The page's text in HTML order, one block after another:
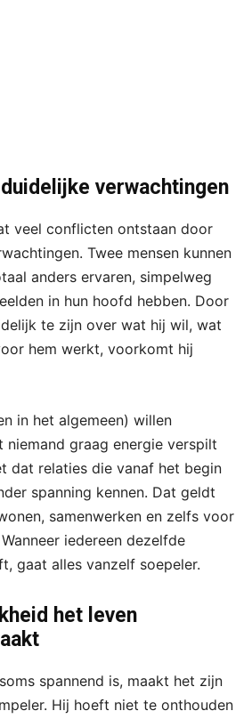
verwachtingen
veel conflicten ontstaan door
Twee mensen kunnen
anders ervaren, simpelweg
in hun hoofd hebben. Door
te zijn over wat hij wil, wat
hem werkt, voorkomt hij
in het algemeen) willen
niemand graag energie verspilt
dat relaties die vanaf het begin
spanning kennen. Dat geldt
samenwerken en zelfs voor
iedereen dezelfde
gaat alles vanzelf soepeler.
het leven
spannend is, maakt het zijn
Hij hoeft niet te onthouden